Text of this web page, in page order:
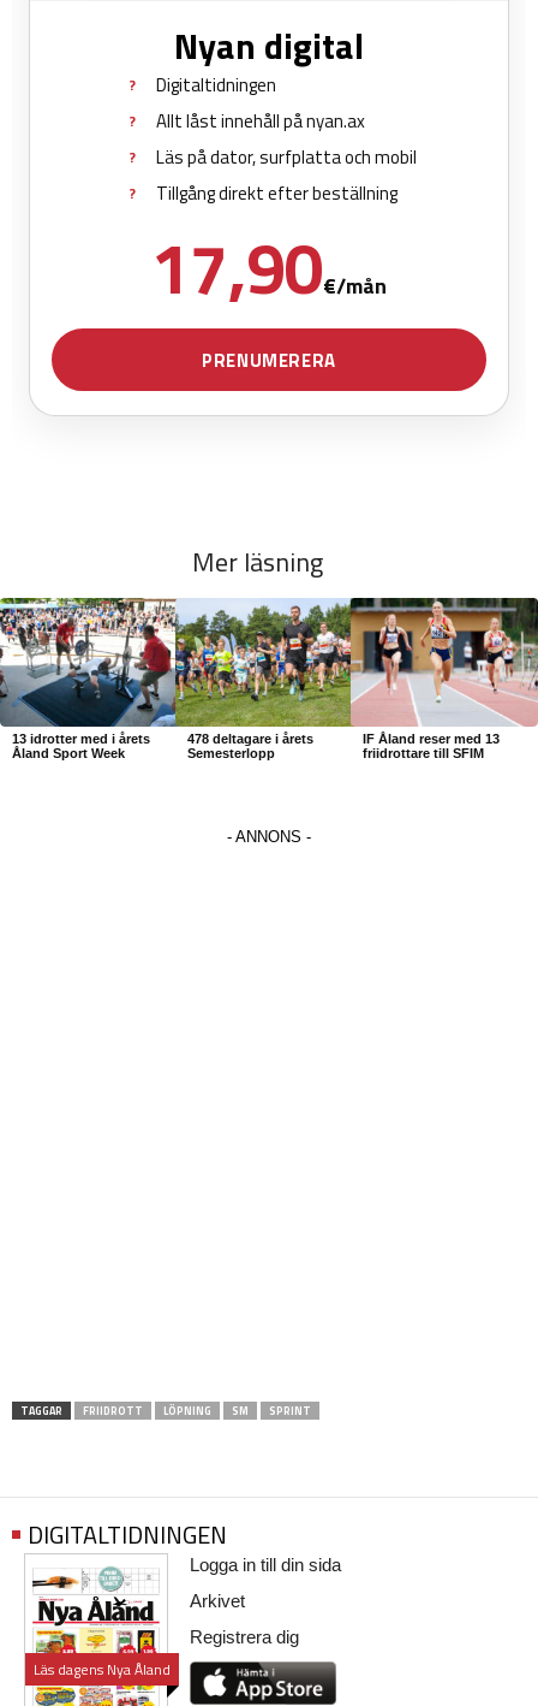
Mer läsning
13 idrotter med i årets
Åland Sport Week
478 deltagare i årets
Semesterlopp
IF Åland reser med 13
friidrottare till SFIM
TAGGAR FRIIDROTT LÖPNING SM SPRINT
DIGITALTIDNINGEN
Läs dagens Nya Åland
Logga in till din sida
Arkivet
Registrera dig